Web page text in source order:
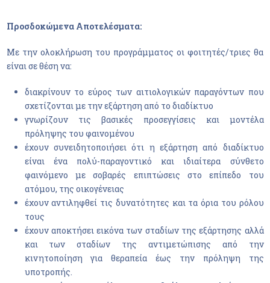
Προσδοκώμενα Αποτελέσματα:
Με την ολοκλήρωση του προγράμματος οι φοιτητές/τριες θα
είναι σε θέση να:
διακρίνουν το εύρος των αιτιολογικών παραγόντων που
σχετίζονται με την εξάρτηση από το διαδίκτυο
γνωρίζουν τις βασικές προσεγγίσεις και μοντέλα
πρόληψης του φαινομένου
έχουν συνειδητοποιήσει ότι η εξάρτηση από διαδίκτυο
είναι ένα πολύ-παραγοντικό και ιδιαίτερα σύνθετο
φαινόμενο με σοβαρές επιπτώσεις στο επίπεδο του
ατόμου, της οικογένειας
έχουν αντιληφθεί τις δυνατότητες και τα όρια του ρόλου
τους
έχουν αποκτήσει εικόνα των σταδίων της εξάρτησης αλλά
και των σταδίων της αντιμετώπισης από την
κινητοποίηση για θεραπεία έως την πρόληψη της
υποτροπής.